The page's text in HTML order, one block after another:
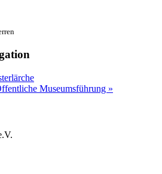
Museumsführung »